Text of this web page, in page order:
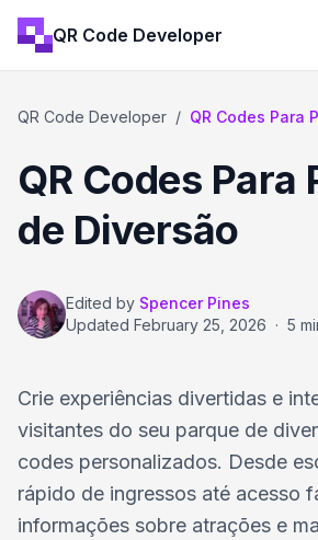
QR Code Developer
QR Code Developer / QR Codes Para
QR Codes Para
de Diversão
Edited by Spencer Pines
Updated February 25, 2026 · 5
Crie experiências divertidas e
visitantes do seu parque de
codes personalizados. Desde
rápido de ingressos até acesso
informações sobre atrações e